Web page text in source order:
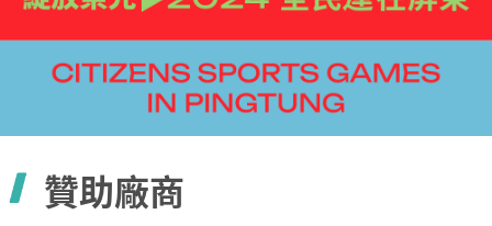
贊助廠商